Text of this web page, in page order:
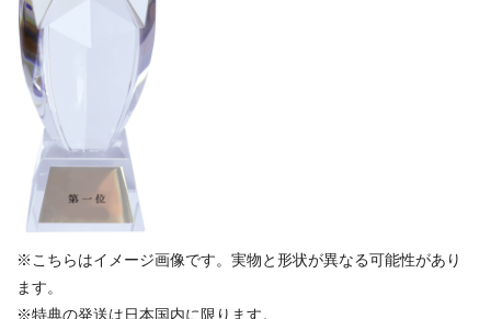
※こちらはイメージ画像です。実物と形状が異なる可能性があり
ます。
※特典の発送は日本国内に限ります。